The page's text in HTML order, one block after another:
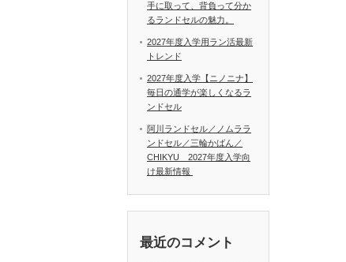
手に取って、背負って分か
るランドセルの魅力。
2027年度入学用ラン活最新
トレンド
2027年度入学【ニノニナ】
毎日の通学が楽しくなるラ
ンドセル
阿川ランドセル／ノムララ
ンドセル／三輪かばん／
CHIKYU 2027年度入学向
け最新情報
最近のコメント